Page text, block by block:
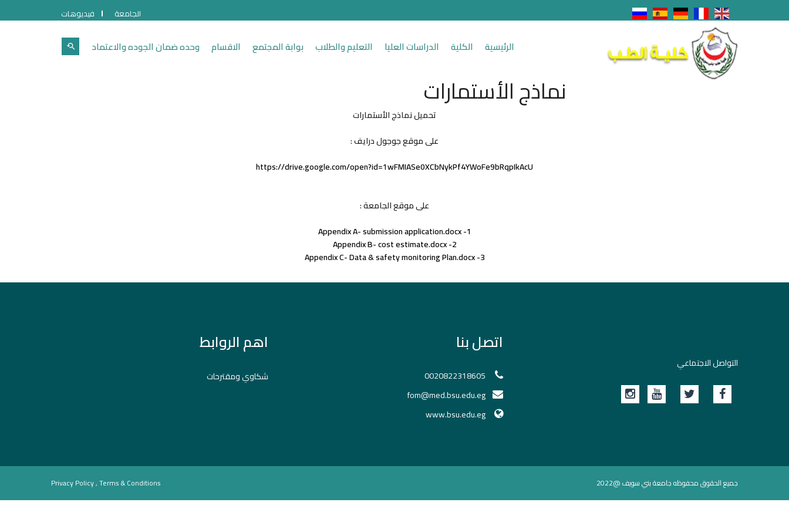
الجامعة فيديوهات
الرئيسية الكلية الدراسات العليا التعليم والطلاب بوابة المجتمع الاقسام وحده ضمان الجوده والاعتماد
نماذج الأستمارات
تحميل نماذج الأستمارات
على موقع جوجول درايف :
https://drive.google.com/open?id=1wFMIASe0XCbNykPf4YWoFe9bRqpIkAcU
على موقع الجامعة :
1- Appendix A- submission application.docx
2- Appendix B- cost estimate.docx
3- Appendix C- Data & safety monitoring Plan.docx
التواصل الاجتماعي
اتصل بنا
0020822318605
fom@med.bsu.edu.eg
www.bsu.edu.eg
اهم الروابط
شكاوي ومقترحات
جميع الحقوق محفوظه جامعة بني سويف @2022 Privacy Policy , Terms & Conditions